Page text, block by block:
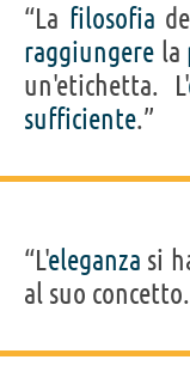
“La filosofia
raggiungere la
un'etichetta. L'
sufficiente.”
“L'eleganza si
al suo